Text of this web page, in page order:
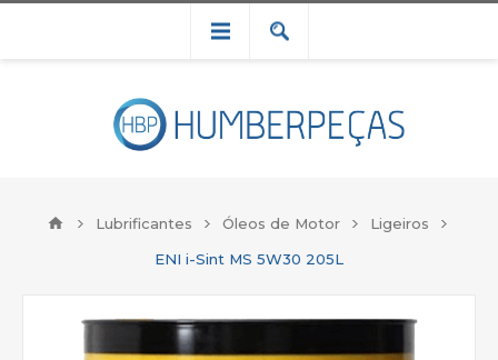
Lubrificantes Óleos de Motor
Ligeiros
ENI i-Sint MS 5W30 205L